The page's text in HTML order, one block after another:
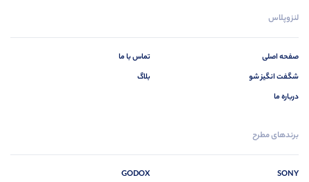
لنزوپلاس
صفحه اصلی
شگفت انگیز شو
درباره ما
تماس با ما
بلاگ
برندهای مطرح
SONY
GODOX